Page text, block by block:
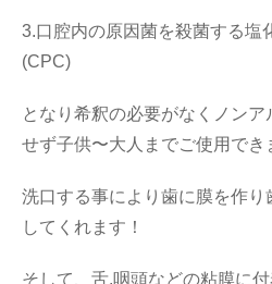
3.口腔内の原因菌を殺菌する塩
(CPC)
となり希釈の必要がなくノンア
せず子供〜大人までご使用でき
洗口する事により歯に膜を作り
してくれます！
そして、舌.咽頭などの粘膜に